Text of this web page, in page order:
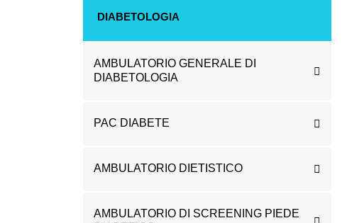
DIABETOLOGIA
AMBULATORIO GENERALE DI
DIABETOLOGIA
PAC DIABETE
AMBULATORIO DIETISTICO
AMBULATORIO DI SCREENING PIEDE